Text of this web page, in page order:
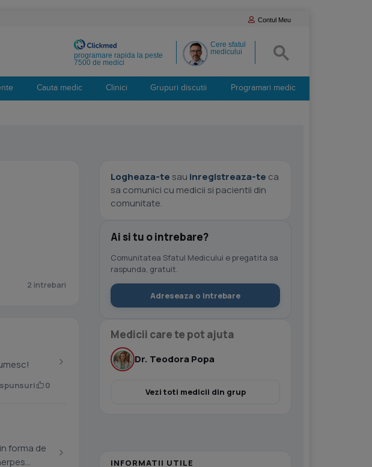
Contul Meu
Cere sfatul
medicului
programare rapida la peste
7500 de medici
Cauta medic Clinici Grupuri discutii Programari medic
2 intrebari
0
forma de
Logheaza-te sau inregistreaza-te ca
sa comunici cu medicii si pacientii din
comunitate.
Ai si tu o intrebare?
Comunitatea Sfatul Medicului e pregatita sa
raspunda, gratuit.
Adreseaza o intrebare
Medicii care te pot ajuta
Dr. Teodora Popa
Vezi toti medicii din grup
INFORMATII UTILE